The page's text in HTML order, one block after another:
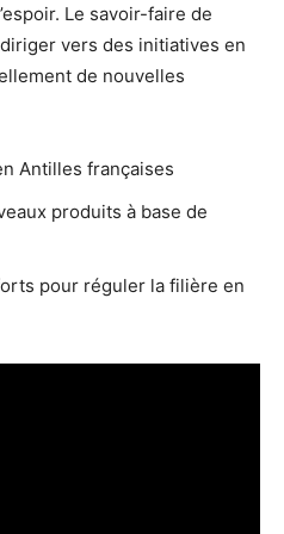
Le savoir-faire de
vers des initiatives en
de nouvelles
Antilles françaises
produits à base de
pour réguler la filière en